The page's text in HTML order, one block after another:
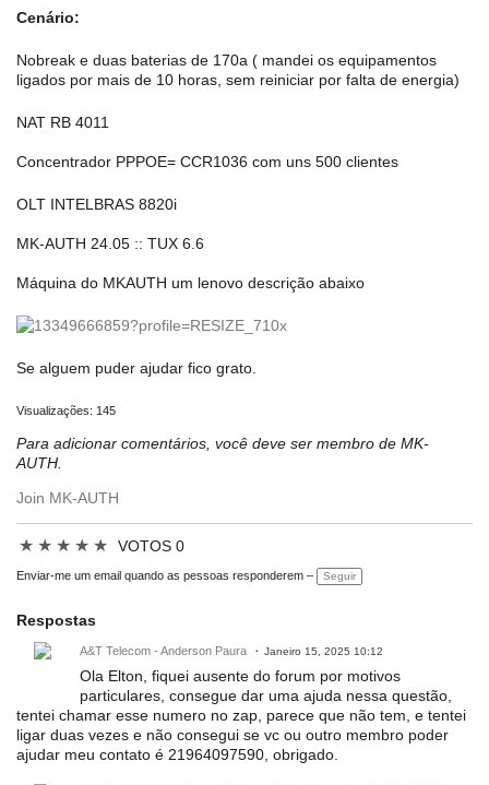
Cenário:
Nobreak e duas baterias de 170a ( mandei os equipamentos
ligados por mais de 10 horas, sem reiniciar por falta de energia)
NAT RB 4011
Concentrador PPPOE= CCR1036 com uns 500 clientes
OLT INTELBRAS 8820i
MK-AUTH 24.05 :: TUX 6.6
Máquina do MKAUTH um lenovo descrição abaixo
Se alguem puder ajudar fico grato.
Visualizações: 145
Para adicionar comentários, você deve ser membro de MK-
AUTH.
Join MK-AUTH
★ ★ ★ ★ ★ VOTOS 0
Enviar-me um email quando as pessoas responderem – Seguir
Respostas
A&T Telecom - Anderson Paura Janeiro 15, 2025 10:12
Ola Elton, fiquei ausente do forum por motivos
particulares, consegue dar uma ajuda nessa questão,
tentei chamar esse numero no zap, parece que não tem, e tentei
ligar duas vezes e não consegui se vc ou outro membro poder
ajudar meu contato é 21964097590, obrigado.